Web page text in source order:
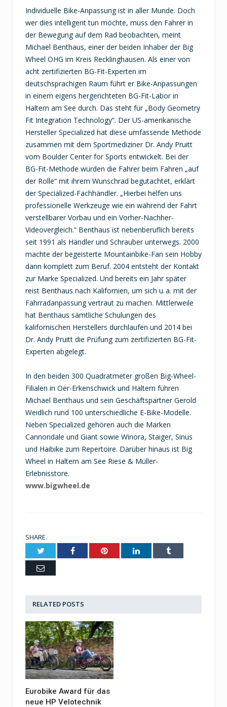
Individuelle Bike-Anpassung ist in aller Munde. Doch
wer dies intelligent tun möchte, muss den Fahrer in
der Bewegung auf dem Rad beobachten, meint
Michael Benthaus, einer der beiden Inhaber der Big
Wheel OHG im Kreis Recklinghausen. Als einer von
acht zertifizierten BG-Fit-Experten im
deutschsprachigen Raum führt er Bike-Anpassungen
in einem eigens hergerichteten BG-Fit-Labor in
Haltern am See durch. Das steht für „Body Geometry
Fit Integration Technology“. Der US-amerikanische
Hersteller Specialized hat diese umfassende Methode
zusammen mit dem Sportmediziner Dr. Andy Pruitt
vom Boulder Center for Sports entwickelt. Bei der
BG-Fit-Methode würden die Fahrer beim Fahren „auf
der Rolle“ mit ihrem Wunschrad begutachtet, erklärt
der Specialized-Fachhändler. „Hierbei helfen uns
professionelle Werkzeuge wie ein während der Fahrt
verstellbarer Vorbau und ein Vorher-Nachher-
Videovergleich.“ Benthaus ist nebenberuflich bereits
seit 1991 als Händler und Schrauber unterwegs. 2000
machte der begeisterte Mountainbike-Fan sein Hobby
dann komplett zum Beruf. 2004 entsteht der Kontakt
zur Marke Specialized. Und bereits ein Jahr später
reist Benthaus nach Kalifornien, um sich u. a. mit der
Fahrradanpassung vertraut zu machen. Mittlerweile
hat Benthaus sämtliche Schulungen des
kalifornischen Herstellers durchlaufen und 2014 bei
Dr. Andy Pruitt die Prüfung zum zertifizierten BG-Fit-
Experten abgelegt.
In den beiden 300 Quadratmeter großen Big-Wheel-
Filialen in Oer-Erkenschwick und Haltern führen
Michael Benthaus und sein Geschäftspartner Gerold
Weidlich rund 100 unterschiedliche E-Bike-Modelle.
Neben Specialized gehören auch die Marken
Cannondale und Giant sowie Winora, Staiger, Sinus
und Haibike zum Repertoire. Darüber hinaus ist Big
Wheel in Haltern am See Riese & Müller-
Erlebnisstore.
www.bigwheel.de
SHARE.
Twitter Facebook Pinterest LinkedIn Tumblr
Email
RELATED POSTS
Eurobike Award für das
neue HP Velotechnik